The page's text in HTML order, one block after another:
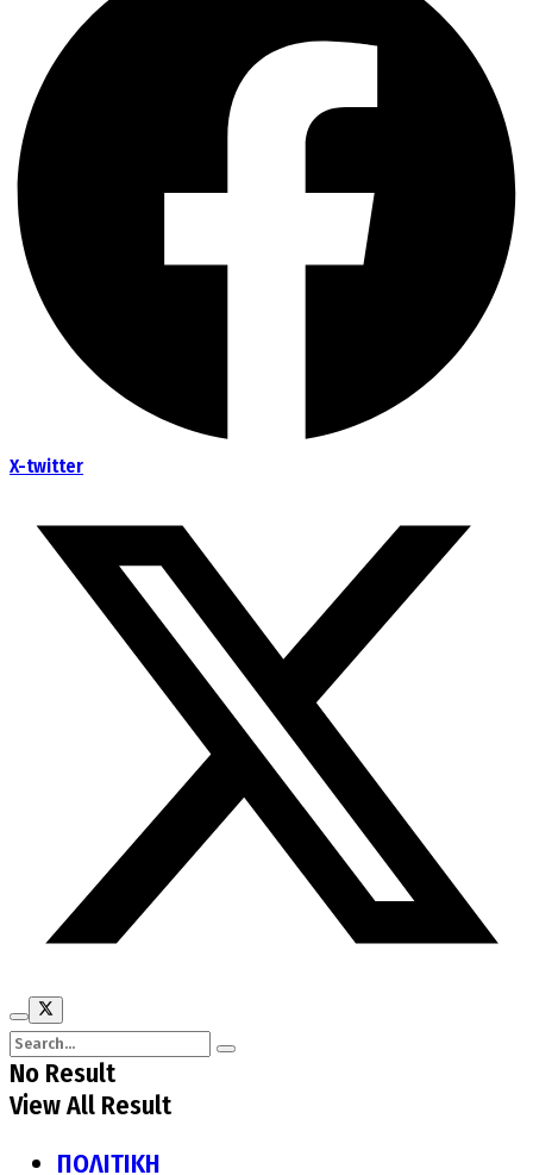
X-twitter
No Result
View All Result
ΠΟΛΙΤΙΚΗ